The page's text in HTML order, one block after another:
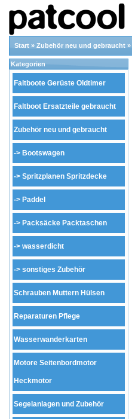
Start » Zubehör neu und gebraucht »
Kategorien
Faltboote Gerüste Oldtimer
Faltboot Ersatzteile gebraucht
Zubehör neu und gebraucht
-> Bootswagen
-> Spritzplanen Spritzdecke
-> Paddel
-> Packsäcke Packtaschen
-> wasserdicht
-> sonstiges Zubehör
Schrauben Muttern Hülsen
Reparaturen Pflege
Wasserwanderkarten
Motore Seitenbordmotor
Heckmotor
Segelanlagen und Zubehör